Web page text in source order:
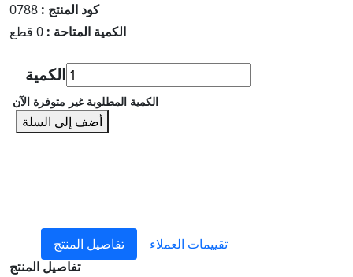
كود المنتج :
الكمية المتاحة : 0 قطع
الكمية
الكمية المطلوبة غير متوفرة الآن
أضف إلى السلة
تفاصيل المنتج
تقييمات العملاء
تفاصيل المنتج